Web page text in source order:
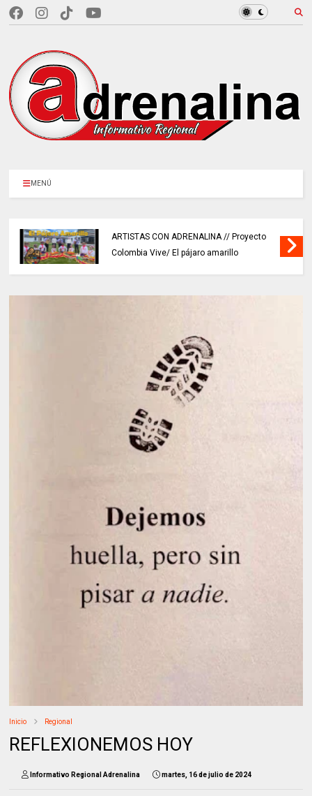
MENÚ
ARTISTAS CON ADRENALINA // Proyecto
Colombia Vive/ El pájaro amarillo
Inicio Regional
REFLEXIONEMOS HOY
Informativo Regional Adrenalina martes, 16 de julio de 2024